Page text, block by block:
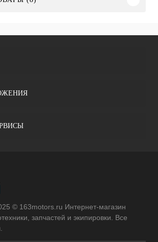
© 163motors.ru Интернет-магазин
запчастей и экипировки. Все